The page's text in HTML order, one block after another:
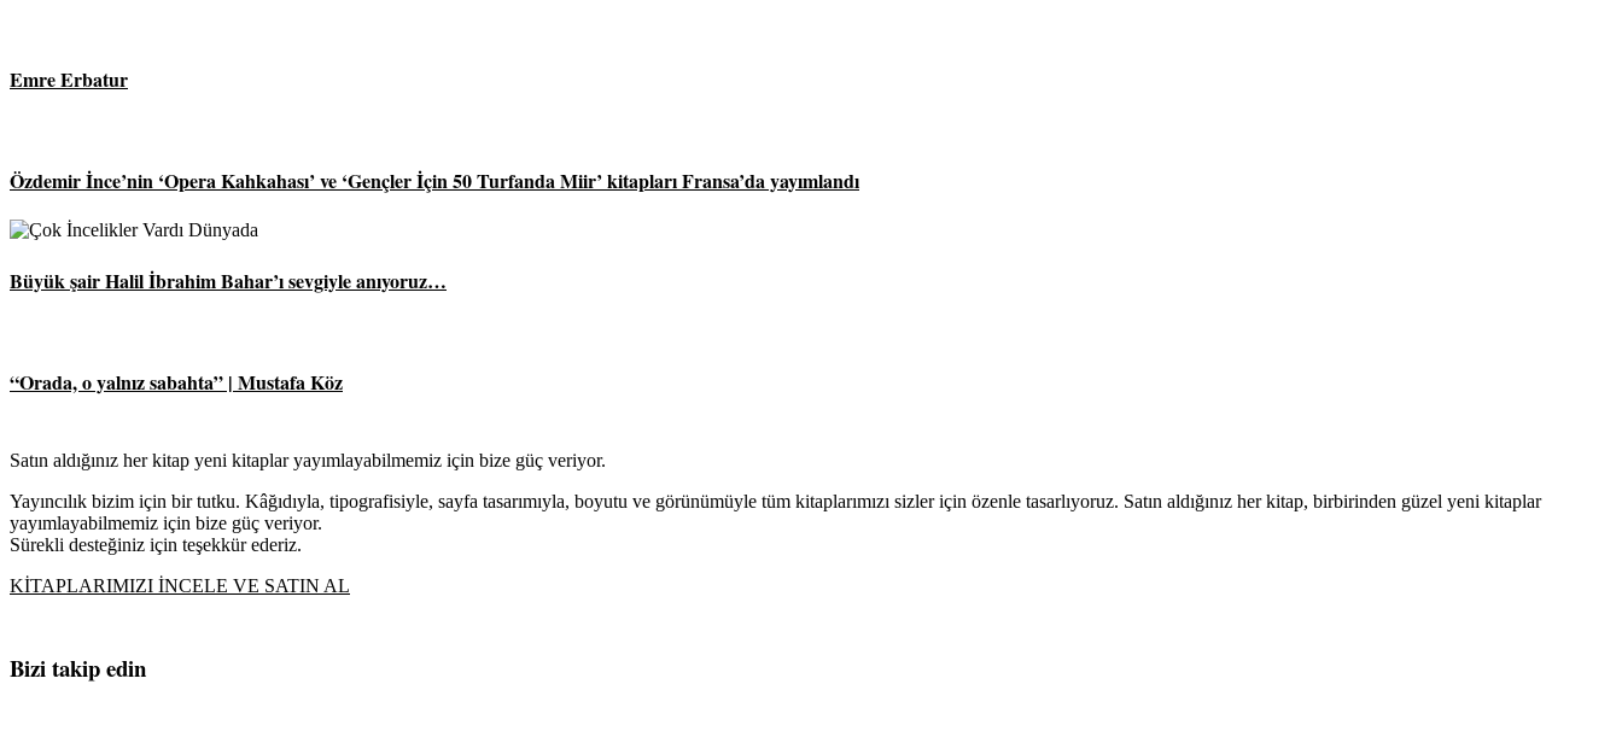
Emre Erbatur
Özdemir İnce’nin ‘Opera Kahkahası’ ve ‘Gençler İçin 50 Turfanda Miir’ kitapları Fransa’da yayımlandı
Büyük şair Halil İbrahim Bahar’ı sevgiyle anıyoruz…
“Orada, o yalnız sabahta” | Mustafa Köz
Satın aldığınız her kitap yeni kitaplar yayımlayabilmemiz için bize güç veriyor.
Yayıncılık bizim için bir tutku. Kâğıdıyla, tipografisiyle, sayfa tasarımıyla, boyutu ve görünümüyle tüm kitaplarımızı sizler için özenle tasarlıyoruz. Satın aldığınız her kitap, birbirinden güzel yeni kitaplar
yayımlayabilmemiz için bize güç veriyor.
Sürekli desteğiniz için teşekkür ederiz.
KİTAPLARIMIZI İNCELE VE SATIN AL
Bizi takip edin